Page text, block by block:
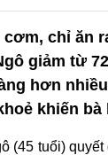
cơm, chỉ ăn
giảm từ
hơn
khiến bà
(45 tuổi)